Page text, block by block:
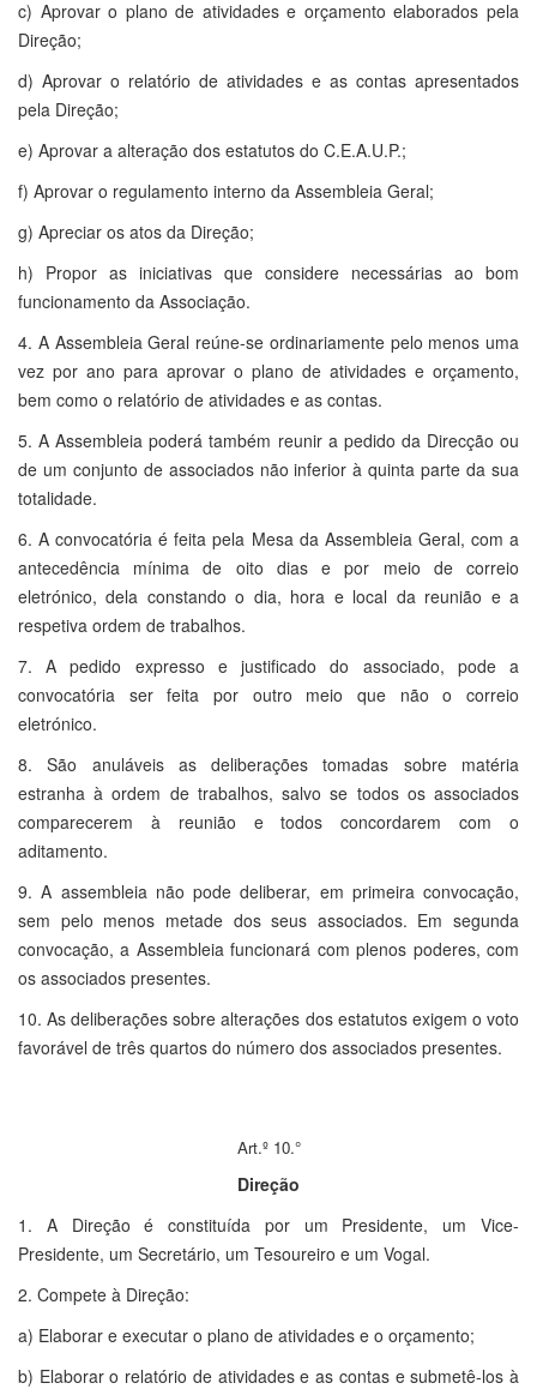
c) Aprovar o plano de atividades e orçamento elaborados pela
Direção;
d) Aprovar o relatório de atividades e as contas apresentados
pela Direção;
e) Aprovar a alteração dos estatutos do C.E.A.U.P.;
f) Aprovar o regulamento interno da Assembleia Geral;
g) Apreciar os atos da Direção;
h) Propor as iniciativas que considere necessárias ao bom
funcionamento da Associação.
4. A Assembleia Geral reúne-se ordinariamente pelo menos uma
vez por ano para aprovar o plano de atividades e orçamento,
bem como o relatório de atividades e as contas.
5. A Assembleia poderá também reunir a pedido da Direcção ou
de um conjunto de associados não inferior à quinta parte da sua
totalidade.
6. A convocatória é feita pela Mesa da Assembleia Geral, com a
antecedência mínima de oito dias e por meio de correio
eletrónico, dela constando o dia, hora e local da reunião e a
respetiva ordem de trabalhos.
7. A pedido expresso e justificado do associado, pode a
convocatória ser feita por outro meio que não o correio
eletrónico.
8. São anuláveis as deliberações tomadas sobre matéria
estranha à ordem de trabalhos, salvo se todos os associados
comparecerem à reunião e todos concordarem com o
aditamento.
9. A assembleia não pode deliberar, em primeira convocação,
sem pelo menos metade dos seus associados. Em segunda
convocação, a Assembleia funcionará com plenos poderes, com
os associados presentes.
10. As deliberações sobre alterações dos estatutos exigem o voto
favorável de três quartos do número dos associados presentes.
Art.º 10.°
Direção
1. A Direção é constituída por um Presidente, um Vice-
Presidente, um Secretário, um Tesoureiro e um Vogal.
2. Compete à Direção:
a) Elaborar e executar o plano de atividades e o orçamento;
b) Elaborar o relatório de atividades e as contas e submetê-los à